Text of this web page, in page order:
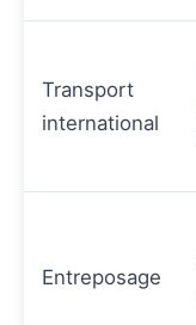
Transport
international
Entreposage